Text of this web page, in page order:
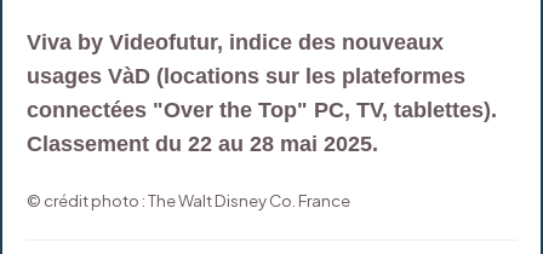
Viva by Videofutur, indice des nouveaux
usages VàD (locations sur les plateformes
connectées "Over the Top" PC, TV, tablettes).
Classement du 22 au 28 mai 2025.
© crédit photo : The Walt Disney Co. France